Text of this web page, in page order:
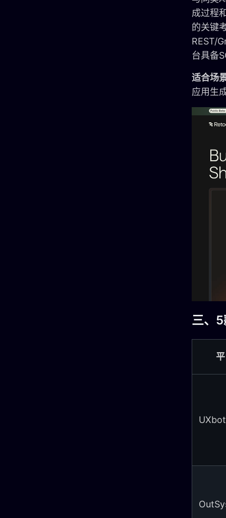
成过程
的关键
REST/
台具备
适合场
应用生
三、
UXbot